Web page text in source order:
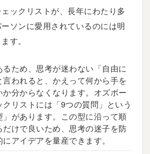
ックリストが、長年にわたり多
ソンに愛用されているのには明
す。
るため、思考が迷わない「自由に
言われると、かえって何から手を
か分からなくなります。オズボー
クリストには「9つの質問」という
」があります。この型に沿って順
だけで良いため、思考の迷子を防
アイデアを量産できます。